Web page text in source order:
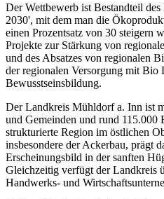
Der Wettbewerb ist Bestandteil
2030', mit dem man die
einen Prozentsatz von 30 steigern
Projekte zur Stärkung von
und des Absatzes von regionalen
der regionalen Versorgung mit Bio
Bewusstseinsbildung.
Der Landkreis Mühldorf a. Inn ist
und Gemeinden und rund 115.000
strukturierte Region im östlichen
insbesondere der Ackerbau, prägt
Erscheinungsbild in der sanften
Gleichzeitig verfügt der Landkreis
Handwerks- und